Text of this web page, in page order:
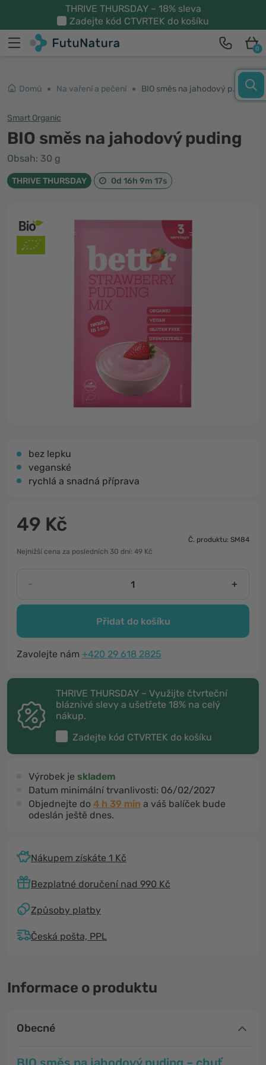
THRIVE THURSDAY – 18% sleva
Zadejte kód CTVRTEK do košíku
0
Domů Na vaření a pečení BIO směs na jahodový puding
Smart Organic
BIO směs na jahodový puding
Obsah: 30 g
THRIVE THURSDAY 0d 16h 9m 17s
bez lepku
veganské
rychlá a snadná příprava
49 Kč
Č. produktu: SM84
Nejnižší cena za posledních 30 dní: 49 Kč
- +
Přidat do košíku
Zavolejte nám +420 29 618 2825
THRIVE THURSDAY – Využijte čtvrteční
bláznivé slevy a ušetřete 18% na celý
nákup.
Zadejte kód CTVRTEK do košíku
Výrobek je skladem
Datum minimální trvanlivosti: 06/02/2027
Objednejte do 4 h 39 min a váš balíček bude
odeslán ještě dnes.
Nákupem získáte 1 Kč
Bezplatné doručení nad 990 Kč
Způsoby platby
Česká pošta, PPL
Informace o produktu
Obecné